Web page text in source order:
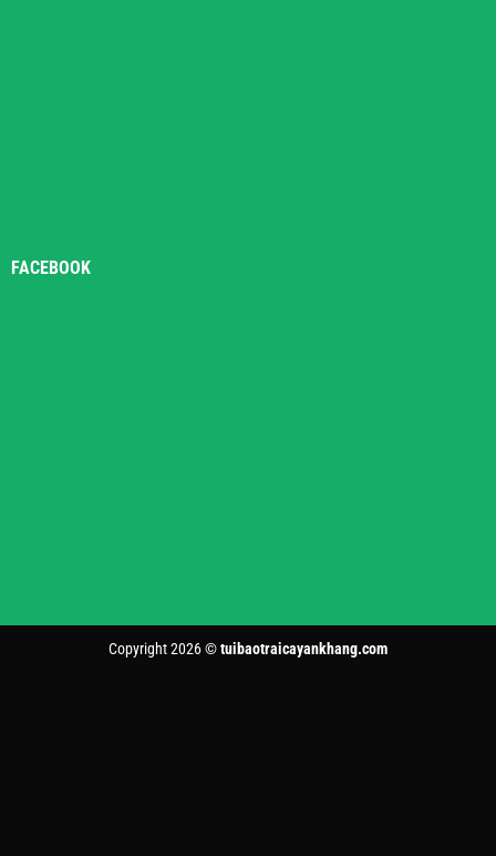
FACEBOOK
Copyright 2026 ©tuibaotraicayankhang.com